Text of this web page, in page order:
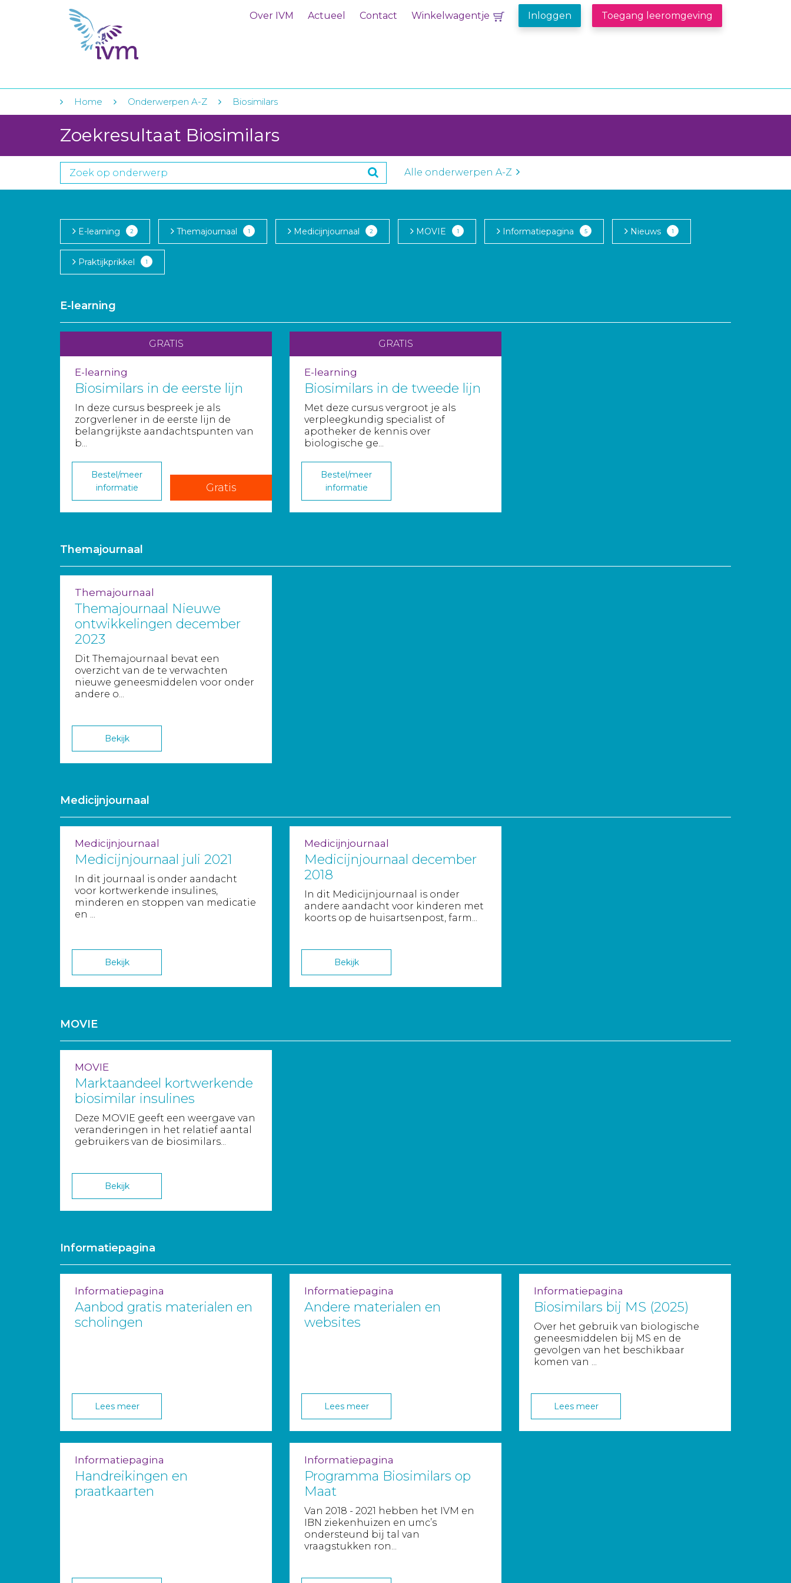
Over IVM Actueel Contact Winkelwagentje Inloggen Toegang leeromgeving
Home Onderwerpen A-Z Biosimilars
Zoekresultaat Biosimilars
Alle onderwerpen A-Z
E-learning 2 Themajournaal 1 Medicijnjournaal 2 MOVIE 1 Informatiepagina 5 Nieuws 1
Praktijkprikkel 1
E-learning
GRATIS
E-learning
Biosimilars in de eerste lijn
In deze cursus bespreek je als
zorgverlener in de eerste lijn de
belangrijkste aandachtspunten van
b...
Bestel/meer
informatie
Gratis
GRATIS
E-learning
Biosimilars in de tweede lijn
Met deze cursus vergroot je als
verpleegkundig specialist of
apotheker de kennis over
biologische ge...
Bestel/meer
informatie
Themajournaal
Themajournaal
Themajournaal Nieuwe
ontwikkelingen december
2023
Dit Themajournaal bevat een
overzicht van de te verwachten
nieuwe geneesmiddelen voor onder
andere o...
Bekijk
Medicijnjournaal
Medicijnjournaal
Medicijnjournaal juli 2021
In dit journaal is onder aandacht
voor kortwerkende insulines,
minderen en stoppen van medicatie
en ...
Bekijk
Medicijnjournaal
Medicijnjournaal december
2018
In dit Medicijnjournaal is onder
andere aandacht voor kinderen met
koorts op de huisartsenpost, farm...
Bekijk
MOVIE
MOVIE
Marktaandeel kortwerkende
biosimilar insulines
Deze MOVIE geeft een weergave van
veranderingen in het relatief aantal
gebruikers van de biosimilars...
Bekijk
Informatiepagina
Informatiepagina
Aanbod gratis materialen en
scholingen
Lees meer
Informatiepagina
Andere materialen en
websites
Lees meer
Informatiepagina
Biosimilars bij MS (2025)
Over het gebruik van biologische
geneesmiddelen bij MS en de
gevolgen van het beschikbaar
komen van ...
Lees meer
Informatiepagina
Handreikingen en
praatkaarten
Informatiepagina
Programma Biosimilars op
Maat
Van 2018 - 2021 hebben het IVM en
IBN ziekenhuizen en umc’s
ondersteund bij tal van
vraagstukken ron...